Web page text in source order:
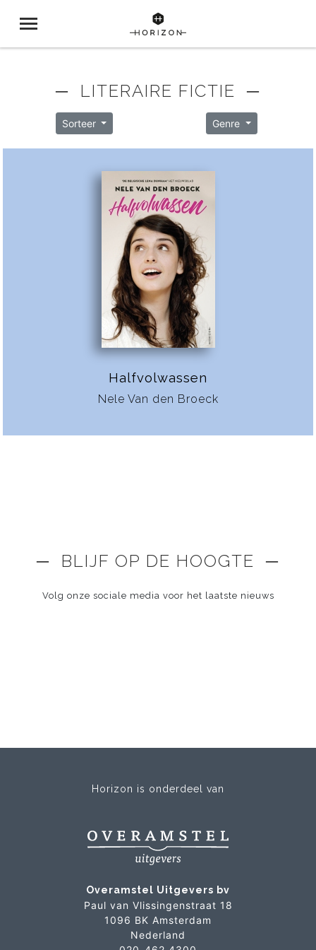
─ LITERAIRE FICTIE ─
Sorteer Genre
Halfvolwassen
Nele Van den Broeck
─ BLIJF OP DE HOOGTE ─
Volg onze sociale media voor het laatste nieuws
Horizon is onderdeel van
Overamstel Uitgevers bv
Paul van Vlissingenstraat 18
1096 BK Amsterdam
Nederland